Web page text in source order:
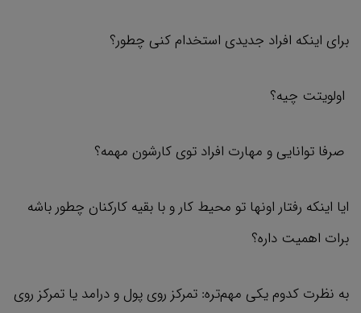
برای اینکه افراد جدیدی استخدام کنی چطور؟
اولویتت چیه؟
صرفا توانایی و مهارت افراد توی کارشون مهمه؟
ایا اینکه رفتار اونها تو محیط کار و با بقیه کارکنان چطور باشه
برات اهمیت داره؟
به نظرت کدوم یکی مهم‌تره: تمرکز روی پول و درامد یا تمرکز روی